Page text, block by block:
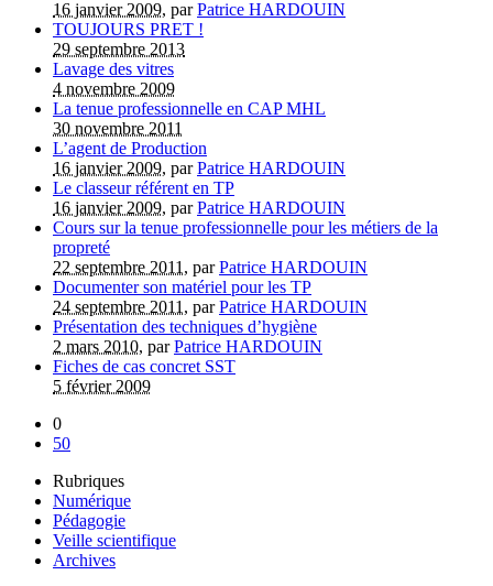
16 janvier 2009, parPatrice HARDOUIN
TOUJOURS PRET !
29 septembre 2013
Lavage des vitres
4 novembre 2009
La tenue professionnelle en CAP MHL
30 novembre 2011
L’agent de Production
16 janvier 2009, parPatrice HARDOUIN
Le classeur référent en TP
16 janvier 2009, parPatrice HARDOUIN
Cours sur la tenue professionnelle pour les métiers de la
propreté
22 septembre 2011 , parPatrice HARDOUIN
Documenter son matériel pour les TP
24 septembre 2011 , parPatrice HARDOUIN
Présentation des techniques d’hygiène
2 mars 2010, parPatrice HARDOUIN
Fiches de cas concret SST
5 février 2009
0
50
Rubriques
Numérique
Pédagogie
Veille scientifique
Archives